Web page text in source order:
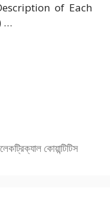
(Description of Each
…
কোয়ান্টিটিস